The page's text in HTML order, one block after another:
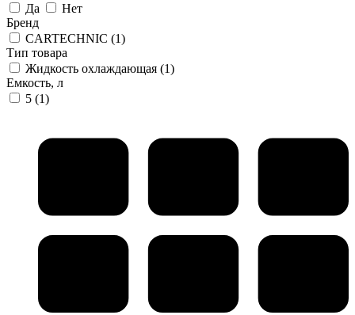
Да
Нет
Бренд
CARTECHNIC (1)
Тип товара
Жидкость охлаждающая (1)
Емкость, л
5 (1)